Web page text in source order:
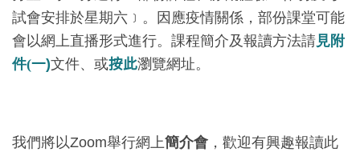
試會安排於星期六﹞。因應疫情關係，部份課堂可能
會以網上直播形式進行。課程簡介及報讀方法請見附
件(一)文件、或按此瀏覽網址。
我們將以Zoom舉行網上簡介會 ，歡迎有興趣報讀此